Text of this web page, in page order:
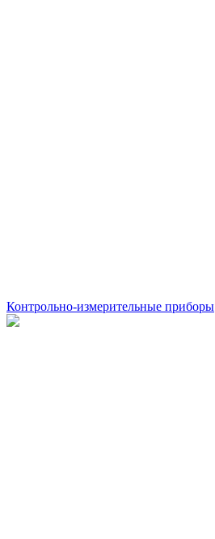
Контрольно-измерительные приборы